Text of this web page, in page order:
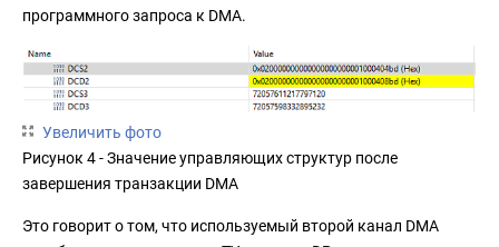
программного запроса к DMA.
Увеличить фото
Рисунок 4 - Значение управляющих структур после
завершения транзакции DMA
Это говорит о том, что используемый второй канал DMA